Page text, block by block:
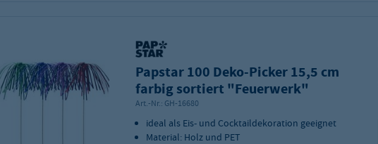
Papstar 100 Deko-Picker 15,5 cm
farbig sortiert "Feuerwerk"
Art.-Nr.: GH-16680
ideal als Eis- und Cocktaildekoration geeignet
Material: Holz und PET